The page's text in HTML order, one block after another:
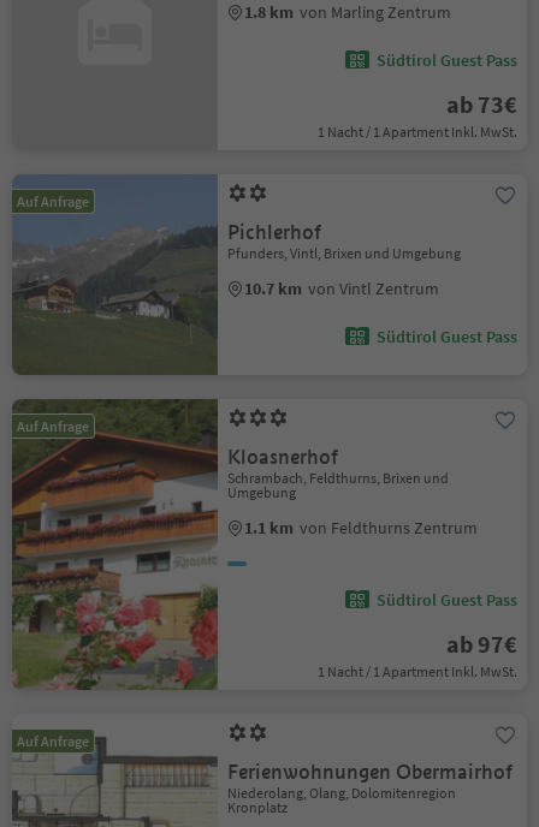
1.8 km von Marling Zentrum
Südtirol Guest Pass
ab 73€
1 Nacht / 1 Apartment Inkl. MwSt.
Auf Anfrage
Pichlerhof
Pfunders, Vintl, Brixen und Umgebung
10.7 km von Vintl Zentrum
Südtirol Guest Pass
Auf Anfrage
Kloasnerhof
Schrambach, Feldthurns, Brixen und
Umgebung
1.1 km von Feldthurns Zentrum
Südtirol Guest Pass
ab 97€
1 Nacht / 1 Apartment Inkl. MwSt.
Auf Anfrage
Ferienwohnungen Obermairhof
Niederolang, Olang, Dolomitenregion
Kronplatz